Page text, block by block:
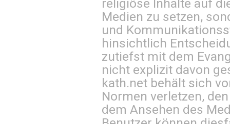
religiöse Inhalte auf
Medien zu setzen,
und
hinsichtlich
zutiefst mit dem
nicht explizit davon
kath.net behält sich
Normen verletzen,
dem Ansehen des